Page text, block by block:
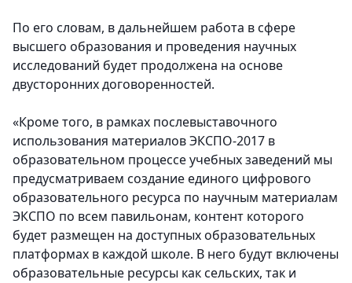
По его словам, в дальнейшем работа в сфере
высшего образования и проведения научных
исследований будет продолжена на основе
двусторонних договоренностей.
«Кроме того, в рамках послевыставочного
использования материалов ЭКСПО-2017 в
образовательном процессе учебных заведений мы
предусматриваем создание единого цифрового
образовательного ресурса по научным материалам
ЭКСПО по всем павильонам, контент которого
будет размещен на доступных образовательных
платформах в каждой школе. В него будут включены
образовательные ресурсы как сельских, так и